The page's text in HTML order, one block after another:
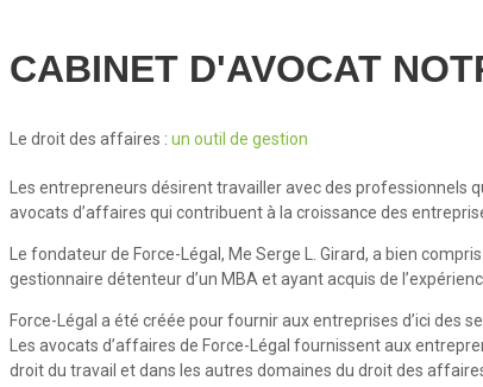
CABINET D'AVOCAT
Le droit des affaires : un outil de gestion
Les entrepreneurs désirent travailler avec des
avocats d’affaires qui contribuent à la croissance des
Le fondateur de Force-Légal, Me Serge L. Girard, a bien
gestionnaire détenteur d’un MBA et ayant acquis de
Force-Légal a été créée pour fournir aux entreprises d’ici des
Les avocats d’affaires de Force-Légal fournissent aux
droit du travail et dans les autres domaines du droit des